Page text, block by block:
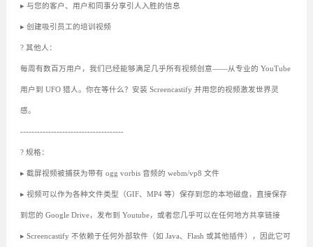
▸ 与您的客户、用户和同事分享引人入胜的信息
▸ 创建吸引员工的培训视频
? 其他人：
每周有数百万用户，我们已经能够满足几乎所有视频创意——从专业的 YouTube
用户到 UFO 猎人。你在等什么？安装 Screencastify 并用您的视频激发世界灵
感。
-------------------------------------
? 规格：
▸ 截屏视频被捕获为带有 ogg vorbis 音频的 webm/vp8 文件
▸ 视频可以作为各种文件类型（GIF、MP4 等）保存到您的本地磁盘，直接保存
到您的 Google Drive，发布到 Youtube，或者您几乎可以在任何地方共享链接
▸ Screencastify 不依赖于任何外部软件（如 Java、Flash 或其他插件），因此它可